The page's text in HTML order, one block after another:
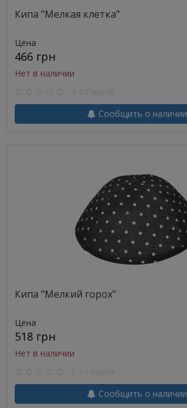
Кипа "Мелкая клетка"
Цена
466 грн
Нет в наличии
Сообщить о наличии
Кипа "Мелкий горох"
Цена
518 грн
Нет в наличии
Сообщить о наличии